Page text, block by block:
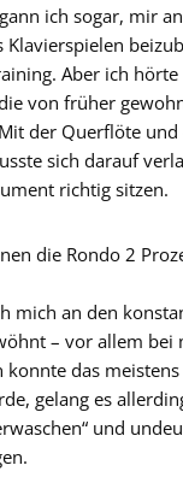
ich sogar, mir
Klavierspielen
Aber ich hörte
von früher
der Querflöte
sich darauf
richtig sitzen.
die Rondo 2
mich an den
– vor allem bei
konnte das
gelang es
und